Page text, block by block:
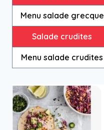
Menu salade grecque
Salade crudites
Menu salade crudites